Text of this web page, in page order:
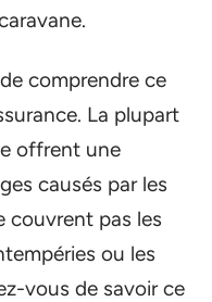
comprendre ce
La plupart
offrent une
causés par les
couvrent pas les
ou les
vous de savoir ce